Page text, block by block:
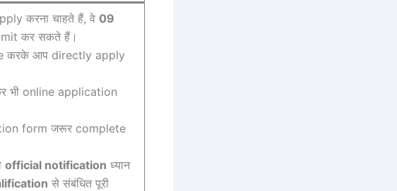
करना चाहते हैं, वे 09
कर सकते हैं।
करके आप directly apply
भी online application
form जरूर complete
official notification ध्यान
से संबंधित पूरी